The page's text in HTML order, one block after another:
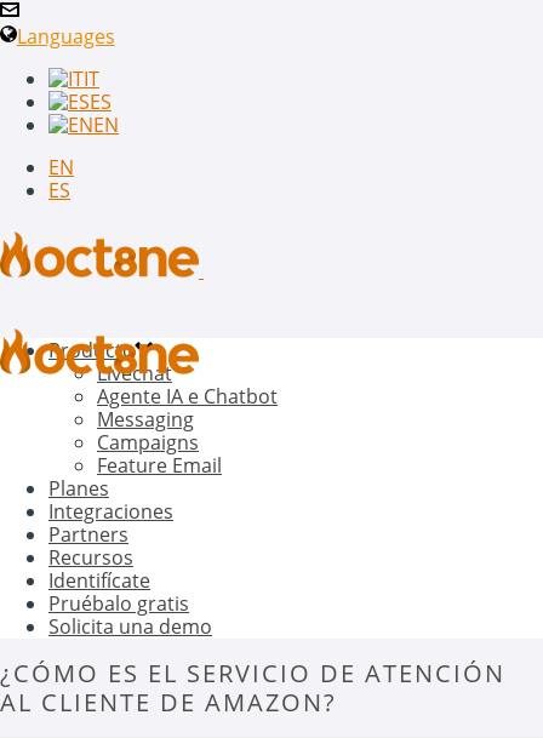
Languages
IT
ES
EN
EN
ES
Producto
Livechat
Agente IA e Chatbot
Messaging
Campaigns
Feature Email
Planes
Integraciones
Partners
Recursos
Identifícate
Pruébalo gratis
Solicita una demo
¿CÓMO ES EL SERVICIO DE ATENCIÓN
AL CLIENTE DE AMAZON?